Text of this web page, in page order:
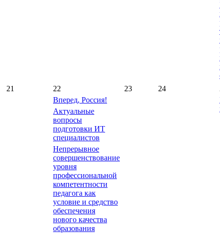
21
22
Вперед, Россия!
Актуальные
вопросы
подготовки ИТ
специалистов
Непрерывное
совершенствование
уровня
профессиональной
компетентности
педагога как
условие и средство
обеспечения
нового качества
образования
23 24